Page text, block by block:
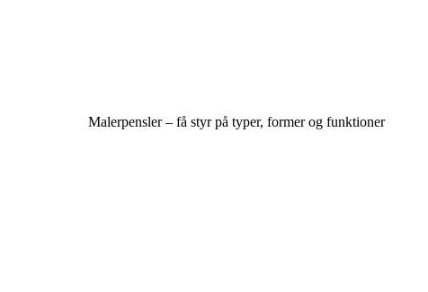
Malerpensler – få styr på typer, former og funktioner